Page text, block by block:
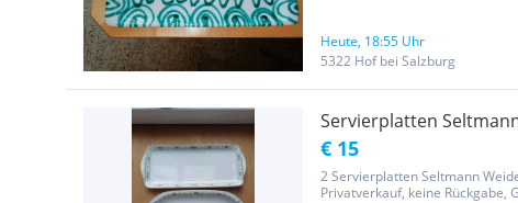
Heute, 18:55 Uhr
5322 Hof bei Salzburg
Servierplatten
€ 15
2 Servierplatten Seltmann
Privatverkauf, keine Rückgabe,